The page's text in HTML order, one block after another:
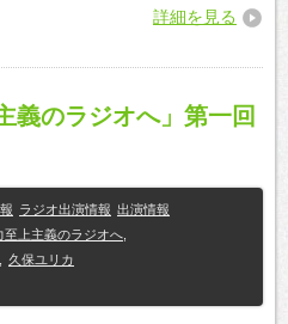
詳細を見る
義のラジオへ」第一回
ラジオ出演情報 出演情報
至上主義のラジオへ
久保ユリカ